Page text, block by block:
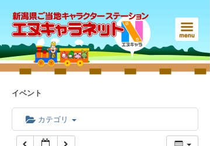
イベント
カテゴリ
3:00 AM
4:00 AM
6:00 AM